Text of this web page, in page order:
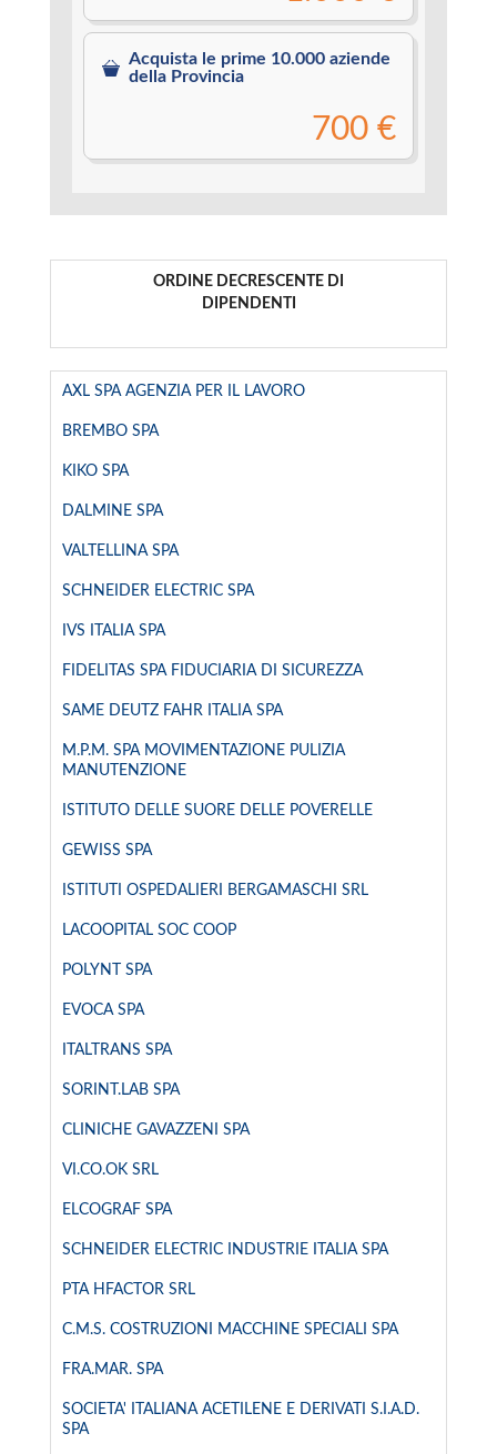
Acquista le prime 10.000 aziende
della Provincia
700 €
ORDINE DECRESCENTE DI
DIPENDENTI
AXL SPA AGENZIA PER IL LAVORO
BREMBO SPA
KIKO SPA
DALMINE SPA
VALTELLINA SPA
SCHNEIDER ELECTRIC SPA
IVS ITALIA SPA
FIDELITAS SPA FIDUCIARIA DI SICUREZZA
SAME DEUTZ FAHR ITALIA SPA
M.P.M. SPA MOVIMENTAZIONE PULIZIA
MANUTENZIONE
ISTITUTO DELLE SUORE DELLE POVERELLE
GEWISS SPA
ISTITUTI OSPEDALIERI BERGAMASCHI SRL
LACOOPITAL SOC COOP
POLYNT SPA
EVOCA SPA
ITALTRANS SPA
SORINT.LAB SPA
CLINICHE GAVAZZENI SPA
VI.CO.OK SRL
ELCOGRAF SPA
SCHNEIDER ELECTRIC INDUSTRIE ITALIA SPA
PTA HFACTOR SRL
C.M.S. COSTRUZIONI MACCHINE SPECIALI SPA
FRA.MAR. SPA
SOCIETA' ITALIANA ACETILENE E DERIVATI S.I.A.D.
SPA